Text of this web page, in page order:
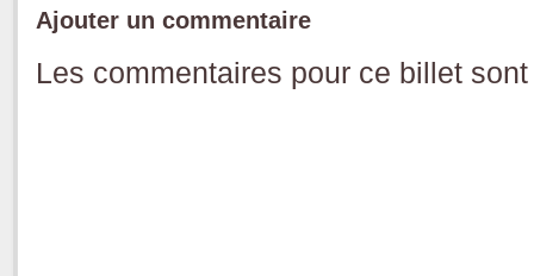
Ajouter un commentaire
Les commentaires pour ce billet